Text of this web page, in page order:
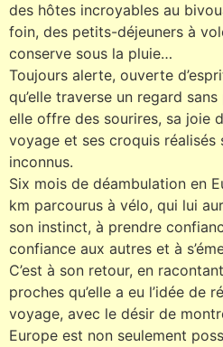
des hôtes incroyables au
foin, des petits-déjeuners à
conserve sous la pluie…
Toujours alerte, ouverte
qu’elle traverse un regard
elle offre des sourires, sa joie
voyage et ses croquis réalisés
inconnus.
Six mois de déambulation en
km parcourus à vélo, qui lui
son instinct, à prendre
confiance aux autres et à
C’est à son retour, en
proches qu’elle a eu l’idée de
voyage, avec le désir de
Europe est non seulement